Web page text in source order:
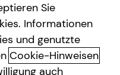
für
Sie
Informationen
und genutzte
Cookie-Hinweisen
auch